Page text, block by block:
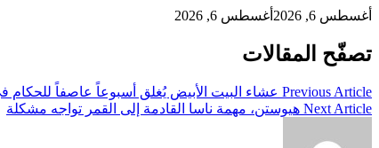
أغسطس 6, 2026 أغسطس 6, 2026
تصفّح المقالات
Previous Article عشاء البيت الأبيض يُغلق أسبوعاً عاصفاً
Next Article هيوستن، مهمة ناسا القادمة إلى القمر تواجه مشكلة